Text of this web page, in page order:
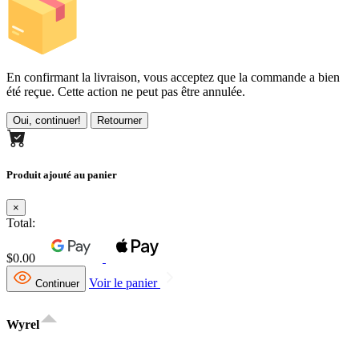
En confirmant la livraison, vous acceptez que la commande a bien
été reçue. Cette action ne peut pas être annulée.
Oui, continuer! Retourner
Produit ajouté au panier
×
Total:
$0.00
Continuer Voir le panier
Wyrel